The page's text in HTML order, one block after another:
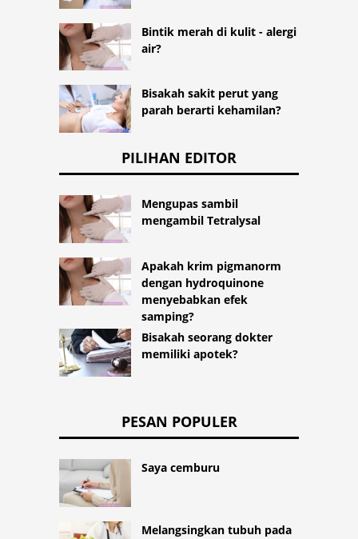
Bintik merah di kulit - alergi
air?
Bisakah sakit perut yang
parah berarti kehamilan?
PILIHAN EDITOR
Mengupas sambil
mengambil Tetralysal
Apakah krim pigmanorm
dengan hydroquinone
menyebabkan efek
samping?
Bisakah seorang dokter
memiliki apotek?
PESAN POPULER
Saya cemburu
Melangsingkan tubuh pada